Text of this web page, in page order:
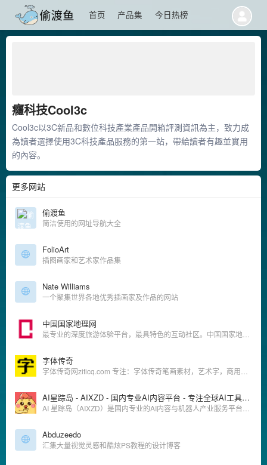
首页 产品集 今日热榜
癮科技Cool3c
Cool3c以3C新品和數位科技產業產品開箱評測資訊為主，致力成
為讀者選擇使用3C科技產品服務的第一站，帶給讀者有趣並實用
的內容。
更多网站
偷渡鱼
简洁使用的网址导航大全
FolioArt
插图画家和艺术家作品集
Nate Williams
一个聚集世界各地优秀插画家及作品的网站
中国国家地理网
字体传奇
AI星踪岛 - AIXZD - 国内专业AI内容平台 - 专注全球AI工具与机器人产业赋能
Abduzeedo
汇集大量视觉灵感和酷炫PS教程的设计博客